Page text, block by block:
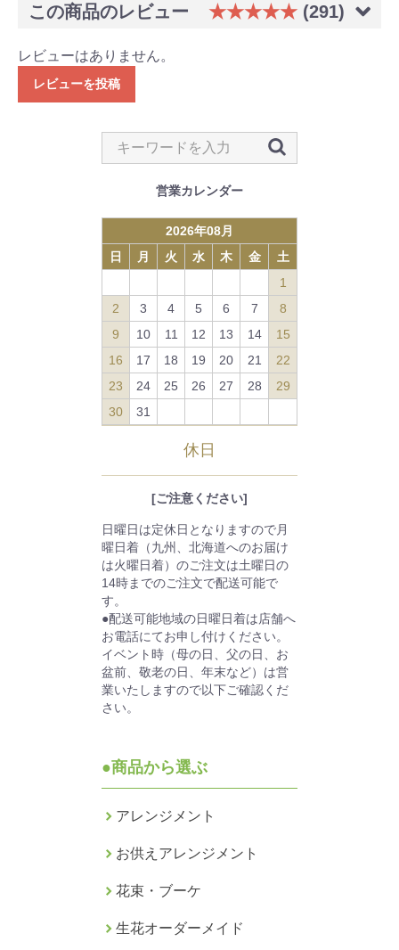
この商品のレビュー ★★★★★ (291)
レビューはありません。
レビューを投稿
営業カレンダー
2026年08月
日
月 火 水 木 金
土
1
2
3 4 5 6 7
8
9
10 11 12 13 14
15
16
17 18 19 20 21
22
23
24 25 26 27 28
29
30
31
休日
[ご注意ください]
日曜日は定休日となりますので月
曜日着（九州、北海道へのお届け
は火曜日着）のご注文は土曜日の
14時までのご注文で配送可能で
す。
●配送可能地域の日曜日着は店舗へ
お電話にてお申し付けください。
イベント時（母の日、父の日、お
盆前、敬老の日、年末など）は営
業いたしますので以下ご確認くだ
さい。
●商品から選ぶ
アレンジメント
お供えアレンジメント
花束・ブーケ
生花オーダーメイド